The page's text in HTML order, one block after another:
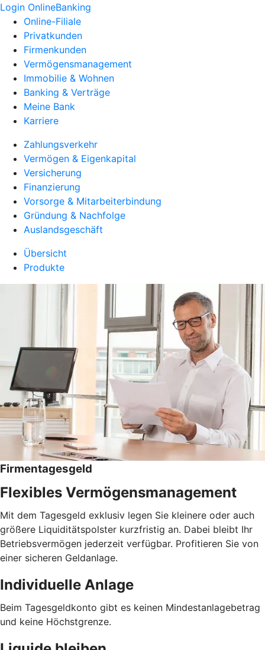
Login OnlineBanking
Online-Filiale
Privatkunden
Firmenkunden
Vermögensmanagement
Immobilie & Wohnen
Banking & Verträge
Meine Bank
Karriere
Zahlungsverkehr
Vermögen & Eigenkapital
Versicherung
Finanzierung
Vorsorge & Mitarbeiterbindung
Gründung & Nachfolge
Auslandsgeschäft
Übersicht
Produkte
Firmentagesgeld
Flexibles Vermögensmanagement
Mit dem Tagesgeld exklusiv legen Sie kleinere oder auch
größere Liquiditätspolster kurzfristig an. Dabei bleibt Ihr
Betriebsvermögen jederzeit verfügbar. Profitieren Sie von
einer sicheren Geldanlage.
Individuelle Anlage
Beim Tagesgeldkonto gibt es keinen Mindestanlagebetrag
und keine Höchstgrenze.